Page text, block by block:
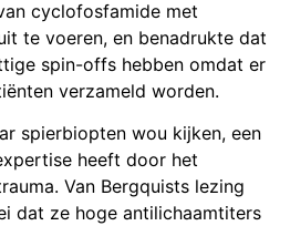
cyclofosfamide met
te voeren, en benadrukte dat
spin-offs hebben omdat er
verzameld worden.
spierbiopten wou kijken, een
heeft door het
Van Bergquists lezing
dat ze hoge antilichaamtiters